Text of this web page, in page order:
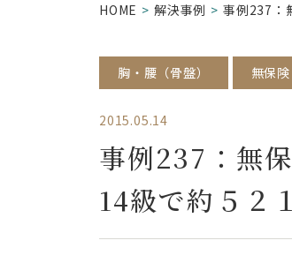
HOME 解決事例 事例237：
胸・腰（骨盤） 無保険
2015.05.14
事例237：無
14級で約５２